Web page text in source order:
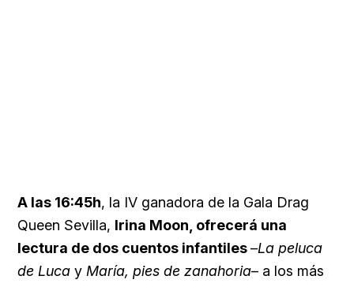
A las 16:45h, la IV ganadora de la Gala Drag
Queen Sevilla, Irina Moon, ofrecerá una
lectura de dos cuentos infantiles–La peluca
de Luca y María, pies de zanahoria– a los más